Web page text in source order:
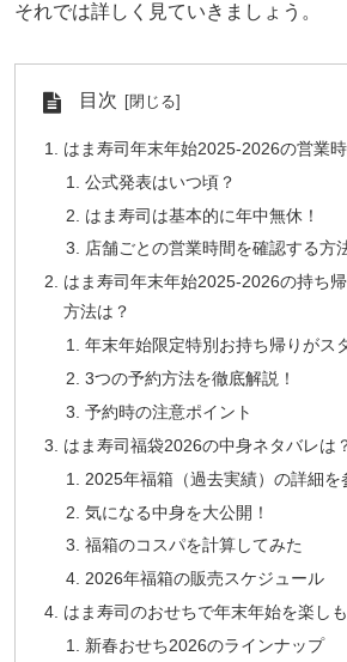
それでは詳しく見ていきましょう。
目次
はま寿司年末年始2025-2026の営業
公式発表はいつ頃？
はま寿司は基本的に年中無休！
店舗ごとの営業時間を確認する方
はま寿司年末年始2025-2026の持ち
方法は？
年末年始限定特別お持ち帰りがス
3つの予約方法を徹底解説！
予約時の注意ポイント
はま寿司福袋2026の中身ネタバレは
2025年福箱（過去実績）の詳細を
気になる中身を大公開！
福箱のコスパを計算してみた
2026年福箱の販売スケジュール
はま寿司のおせちで年末年始を楽しも
新春おせち2026のラインナップ